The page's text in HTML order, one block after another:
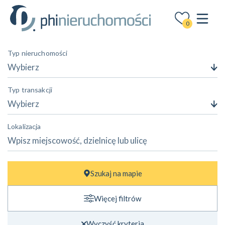
0
Typ nieruchomości
Wybierz
Typ transakcji
Wybierz
Lokalizacja
Cena
zł —
m² — m²
Szukaj na mapie
Więcej filtrów